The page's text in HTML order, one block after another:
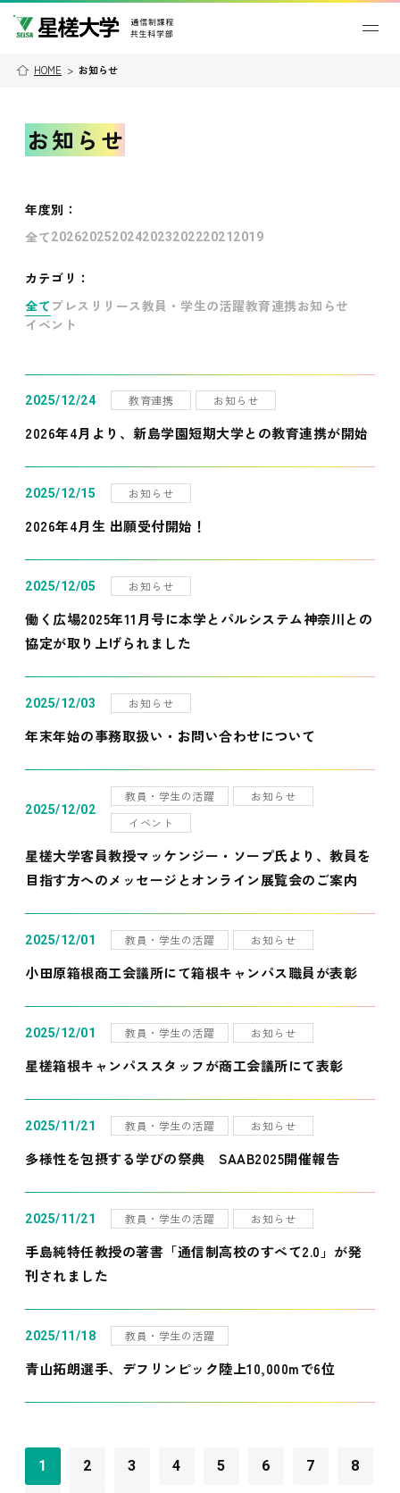
HOME > お知らせ
お知らせ
年度別 ：
全て202620252024202320222021 2019
カテゴリ：
全て プレスリリース教員・学生の活躍教育連携お知らせ
イベント
2025/12/24 教育連携 お知らせ
2026年4月より、新島学園短期大学との教育連携が開始
2025/12/15 お知らせ
2026年4月生 出願受付開始！
2025/12/05 お知らせ
働く広場2025年11月号に本学とパルシステム神奈川との
協定が取り上げられました
2025/12/03 お知らせ
年末年始の事務取扱い・お問い合わせについて
2025/12/02
教員・学生の活躍
お知らせ
イベント
星槎大学客員教授マッケンジー・ソープ氏より、教員を
目指す方へのメッセージとオンライン展覧会のご案内
2025/12/01 教員・学生の活躍 お知らせ
小田原箱根商工会議所にて箱根キャンパス職員が表彰
2025/12/01 教員・学生の活躍 お知らせ
星槎箱根キャンパススタッフが商工会議所にて表彰
2025/11/21 教員・学生の活躍 お知らせ
多様性を包摂する学びの祭典 SAAB2025開催報告
2025/11/21 教員・学生の活躍 お知らせ
手島純特任教授の著書「通信制高校のすべて2.0」が発
刊されました
2025/11/18 教員・学生の活躍
青山拓朗選手、デフリンピック陸上10,000mで6位
1 2 3 4 5 6 7 8